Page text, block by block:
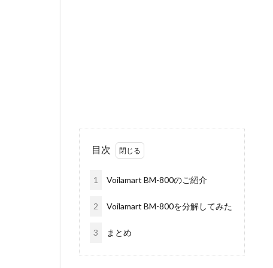
目次
1 Voilamart BM-800のご紹介
2 Voilamart BM-800を分解してみた
3 まとめ